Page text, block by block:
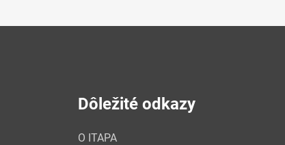
Dôležité odkazy
O ITAPA